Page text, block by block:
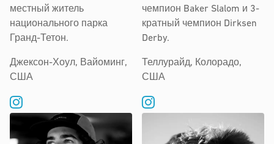
местный житель
национального парка
Гранд-Тетон.
Джексон-Хоул, Вайоминг,
США
чемпион Baker Slalom и 3-
кратный чемпион Dirksen
Derby.
Теллурайд, Колорадо,
США